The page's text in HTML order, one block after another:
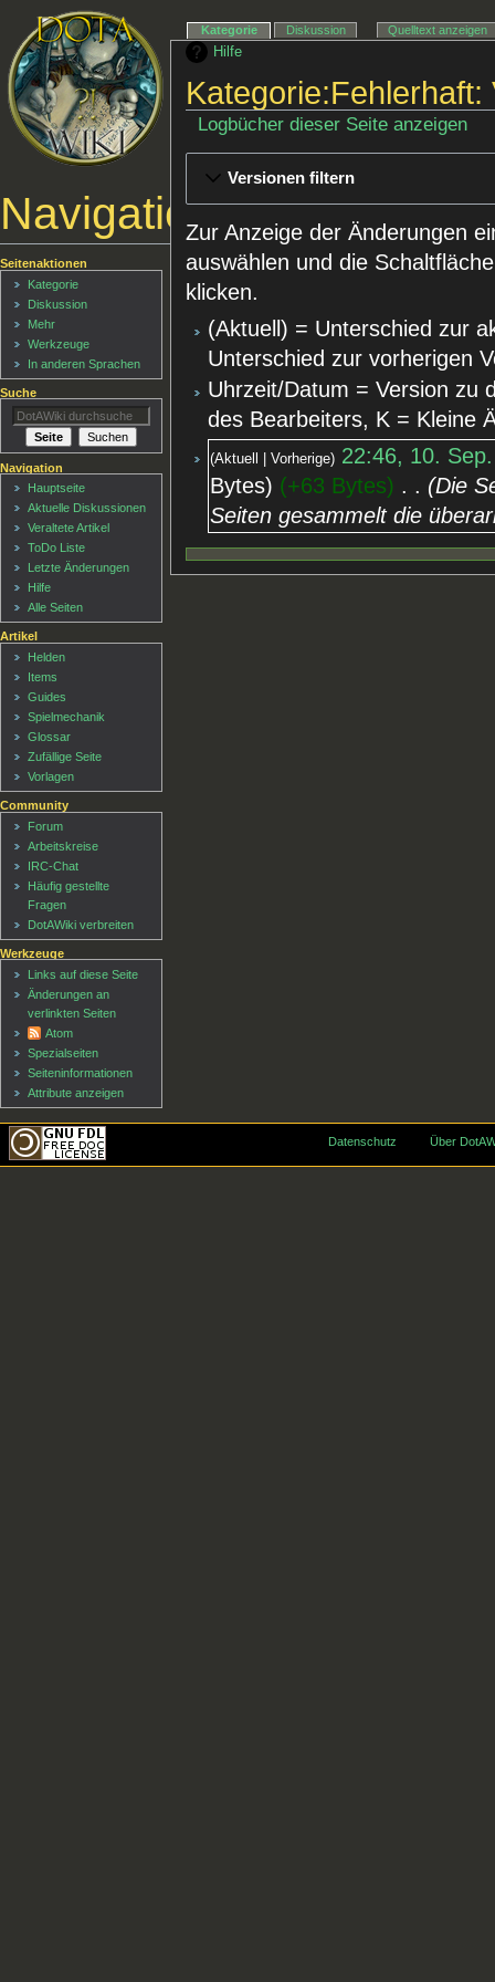
Hilfe
Logbücher dieser Seite anzeigen
Versionen filtern
Zur Anzeige der Änderungen
auswählen und die
klicken.
(Aktuell) = Unterschied zur
Unterschied zur vorherigen
Uhrzeit/Datum = Version zu
des Bearbeiters, K = Kleine
Aktuell Vorherige
22:46, 10.
Bytes
+63 Bytes
Die
Seiten gesammelt die
Navigationsmenü
Kategorie Diskussion Quelltext anzeigen
Seitenaktionen
Kategorie
Diskussion
Mehr
Werkzeuge
In anderen Sprachen
Suche
Navigation
Hauptseite
Aktuelle Diskussionen
Veraltete Artikel
ToDo Liste
Letzte Änderungen
Hilfe
Alle Seiten
Artikel
Helden
Items
Guides
Spielmechanik
Glossar
Zufällige Seite
Vorlagen
Community
Forum
Arbeitskreise
IRC-Chat
Häufig gestellte
Fragen
DotAWiki verbreiten
Werkzeuge
Links auf diese Seite
Änderungen an
verlinkten Seiten
Atom
Spezialseiten
Seiten­informationen
Attribute anzeigen
Datenschutz Über